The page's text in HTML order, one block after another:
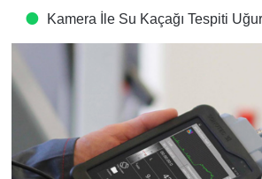
Kamera İle Su Kaçağı Tespiti​